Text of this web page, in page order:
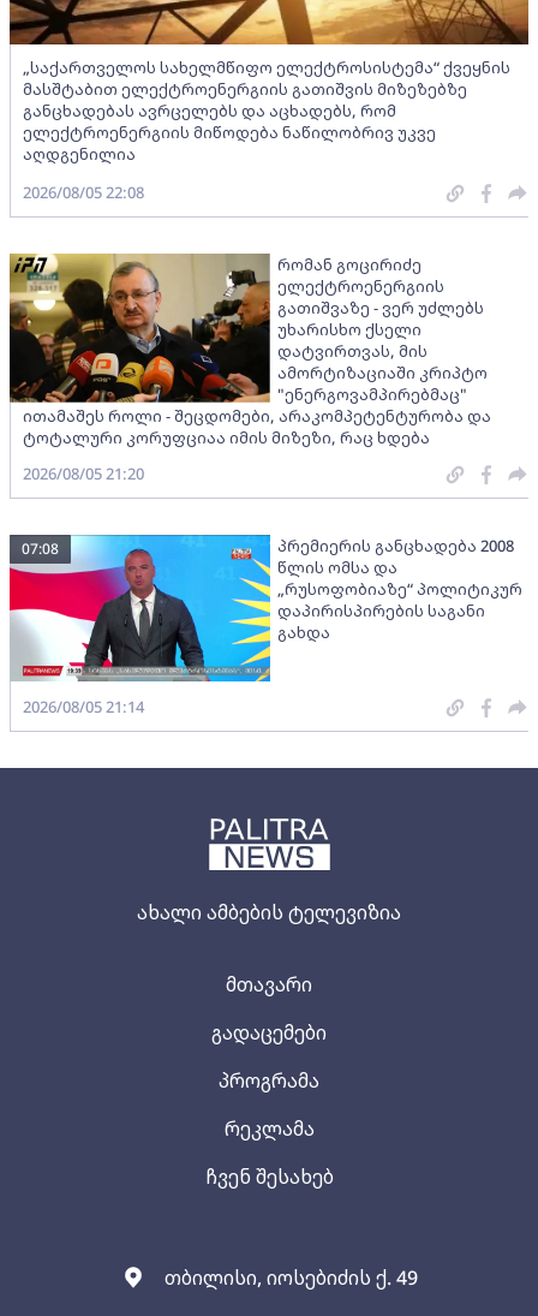
ახალი ამბების ტელევიზია
თბილისი, იოსებიძის ქ. 49
მთავარი
გადაცემები
პროგრამა
რეკლამა
ჩვენ შესახებ
„საქართველოს სახელმწიფო ელექტროსისტემა“ ქვეყნის
მასშტაბით ელექტროენერგიის გათიშვის მიზეზებზე
განცხადებას ავრცელებს და აცხადებს, რომ
ელექტროენერგიის მიწოდება ნაწილობრივ უკვე
აღდგენილია
2026/08/05 22:08
რომან გოცირიძე
ელექტროენერგიის
გათიშვაზე - ვერ უძლებს
უხარისხო ქსელი
დატვირთვას, მის
ამორტიზაციაში კრიპტო
"ენერგოვამპირებმაც"
ითამაშეს როლი - შეცდომები, არაკომპეტენტურობა და
ტოტალური კორუფციაა იმის მიზეზი, რაც ხდება
2026/08/05 21:20
პრემიერის განცხადება 2008
წლის ომსა და
„რუსოფობიაზე“ პოლიტიკურ
დაპირისპირების საგანი
გახდა
07:08
2026/08/05 21:14